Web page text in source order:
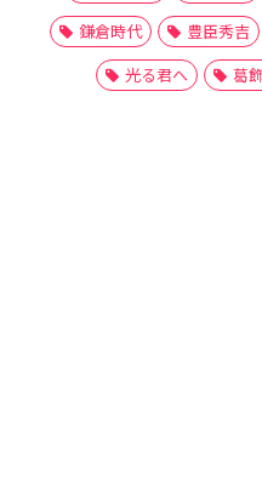
鎌倉時代
豊臣秀吉
光る君へ
葛